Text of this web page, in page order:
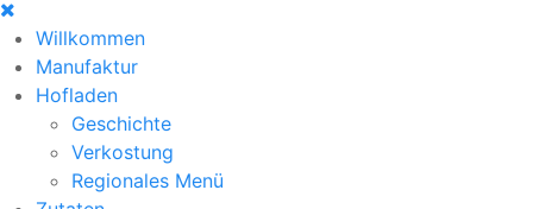
Willkommen
Manufaktur
Hofladen
Geschichte
Verkostung
Regionales Menü